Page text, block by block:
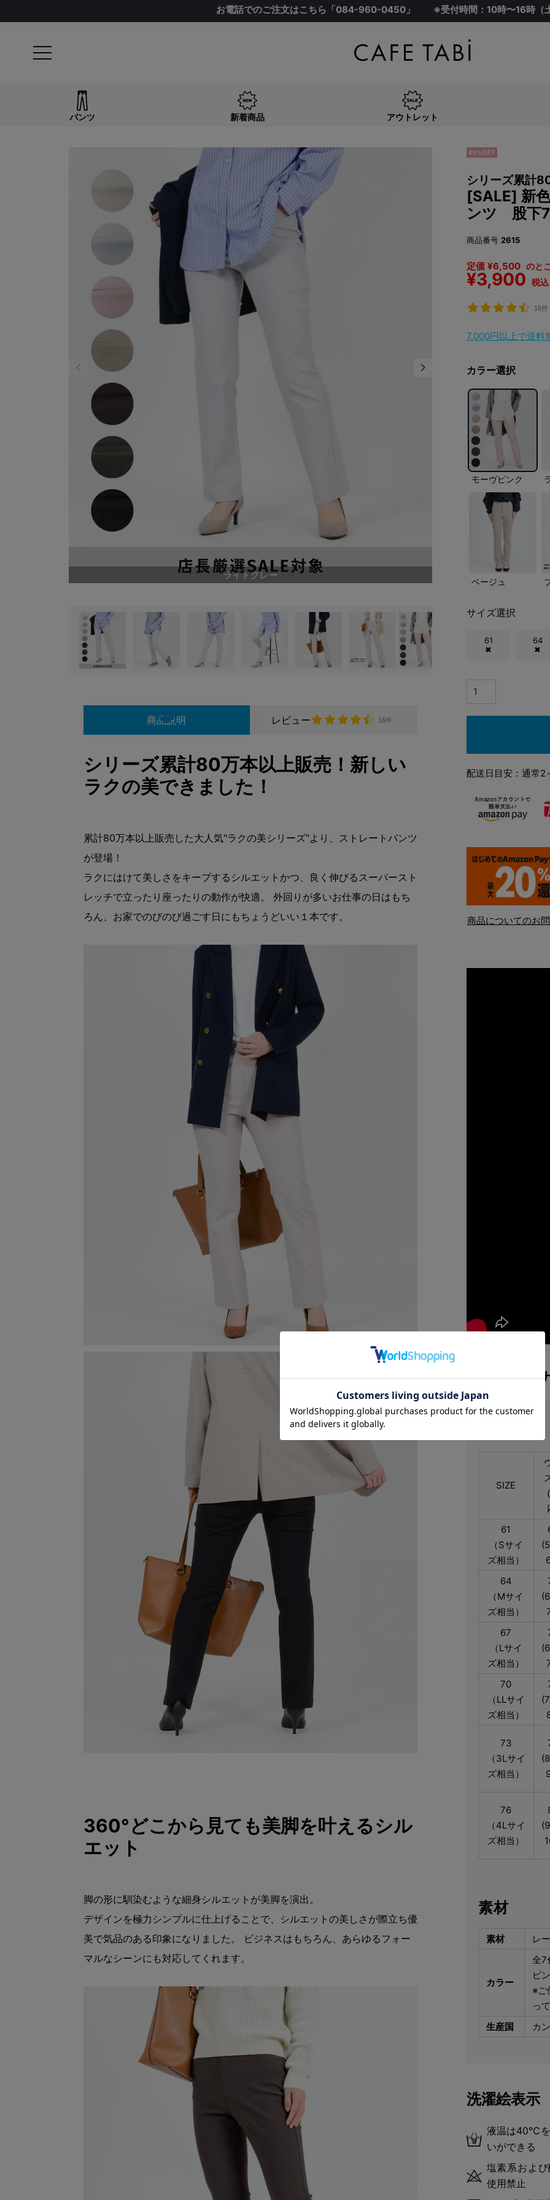
お電話でのご注文はこちら「084-960-0450 」 ※受付時間：10時〜16時（
パンツ 新着商品 アウトレット
ライトグレー
商品説明 レビュー 16件
シリーズ累計80万本以上販売！新しい
ラクの美できました！
累計80万本以上販売した大人気"ラクの美シリーズ"より、ストレートパンツ
が登場！
ラクにはけて美しさをキープするシルエットかつ、良く伸びるスーパースト
レッチで立ったり座ったりの動作が快適。 外回りが多いお仕事の日はもち
ろん、お家でのびのび過ごす日にもちょうどいい１本です。
360°どこから見ても美脚を叶えるシル
エット
脚の形に馴染むような細身シルエットが美脚を演出。
デザインを極力シンプルに仕上げることで、シルエットの美しさが際立ち優
美で気品のある印象になりました。 ビジネスはもちろん、あらゆるフォー
マルなシーンにも対応してくれます。
シリーズ累計
[SALE] 新
ンツ 股下
商品番号 2615
定価 ¥6,500 のと
¥3,900 税込
16件
7,000円以上で送料
カラー選択
モーヴピンク
ベージュ
サイズ選択
61
✖
64
✖
配送日目安：通常2
商品についてのお
SIZE
61
（Sサイ
ズ相当）
64
（Mサイ
ズ相当）
67
（Lサイ
ズ相当）
70
（LLサイ
ズ相当）
73
（3Lサイ
ズ相当）
76
（4Lサイ
ズ相当）
素材
素材 レ
カラー
全7
ピ
※ご
っ
生産国
カ
洗濯絵表示
液温は40℃を
いができる
塩素系およ
使用禁止